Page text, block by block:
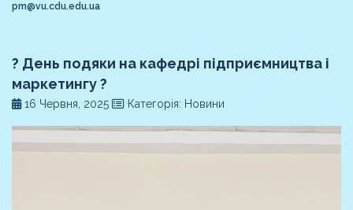
pm@vu.cdu.edu.ua
? День подяки на кафедрі підприємництва і
маркетингу ?
16 Червня, 2025 Категорія: Новини